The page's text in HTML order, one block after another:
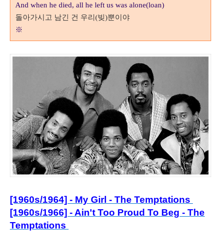
And when he died, all he left us was alone(loan)
돌아가시고 남긴 건 우리 (빚)뿐이야
※
[1960s/1964] - My Girl - The Temptations
[1960s/1966] - Ain't Too Proud To Beg - The
Temptations